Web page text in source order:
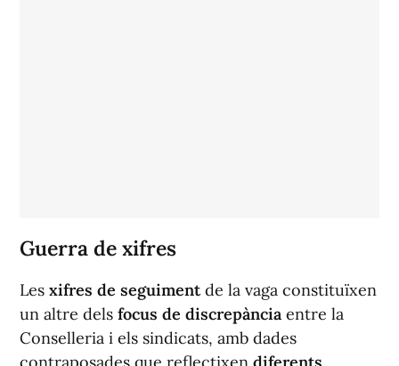
Guerra de xifres
Les xifres de seguimentde la vaga constituïxen
un altre dels focus de discrepància entre la
Conselleria i els sindicats, amb dades